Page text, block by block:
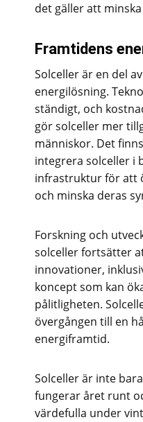
det gäller att
Framtidens
Solceller är en del
energilösning.
ständigt, och
gör solceller mer
människor. Det
integrera solceller i
infrastruktur för att
och minska deras
Forskning och
solceller fortsätter
innovationer,
koncept som kan
pålitligheten.
övergången till en
energiframtid.
Solceller är inte
fungerar året runt
värdefulla under